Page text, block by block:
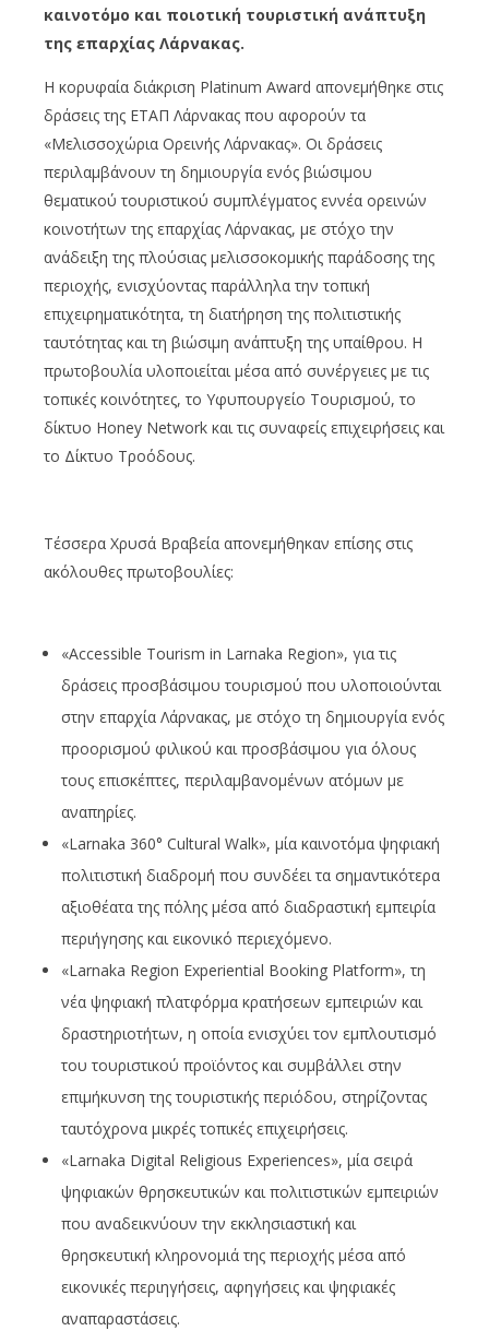
καινοτόμο και ποιοτική τουριστική ανάπτυξη
της επαρχίας Λάρνακας.
Η κορυφαία διάκριση Platinum Award απονεμήθηκε στις
δράσεις της ΕΤΑΠ Λάρνακας που αφορούν τα
«Μελισσοχώρια Ορεινής Λάρνακας». Οι δράσεις
περιλαμβάνουν τη δημιουργία ενός βιώσιμου
θεματικού τουριστικού συμπλέγματος εννέα ορεινών
κοινοτήτων της επαρχίας Λάρνακας, με στόχο την
ανάδειξη της πλούσιας μελισσοκομικής παράδοσης της
περιοχής, ενισχύοντας παράλληλα την τοπική
επιχειρηματικότητα, τη διατήρηση της πολιτιστικής
ταυτότητας και τη βιώσιμη ανάπτυξη της υπαίθρου. Η
πρωτοβουλία υλοποιείται μέσα από συνέργειες με τις
τοπικές κοινότητες, το Υφυπουργείο Τουρισμού, το
δίκτυο Honey Network και τις συναφείς επιχειρήσεις και
το Δίκτυο Τροόδους.
Τέσσερα Χρυσά Βραβεία απονεμήθηκαν επίσης στις
ακόλουθες πρωτοβουλίες:
«Accessible Tourism in Larnaka Region», για τις
δράσεις προσβάσιμου τουρισμού που υλοποιούνται
στην επαρχία Λάρνακας, με στόχο τη δημιουργία ενός
προορισμού φιλικού και προσβάσιμου για όλους
τους επισκέπτες, περιλαμβανομένων ατόμων με
αναπηρίες.
«Larnaka 360° Cultural Walk», μία καινοτόμα ψηφιακή
πολιτιστική διαδρομή που συνδέει τα σημαντικότερα
αξιοθέατα της πόλης μέσα από διαδραστική εμπειρία
περιήγησης και εικονικό περιεχόμενο.
«Larnaka Region Experiential Booking Platform», τη
νέα ψηφιακή πλατφόρμα κρατήσεων εμπειριών και
δραστηριοτήτων, η οποία ενισχύει τον εμπλουτισμό
του τουριστικού προϊόντος και συμβάλλει στην
επιμήκυνση της τουριστικής περιόδου, στηρίζοντας
ταυτόχρονα μικρές τοπικές επιχειρήσεις.
«Larnaka Digital Religious Experiences», μία σειρά
ψηφιακών θρησκευτικών και πολιτιστικών εμπειριών
που αναδεικνύουν την εκκλησιαστική και
θρησκευτική κληρονομιά της περιοχής μέσα από
εικονικές περιηγήσεις, αφηγήσεις και ψηφιακές
αναπαραστάσεις.